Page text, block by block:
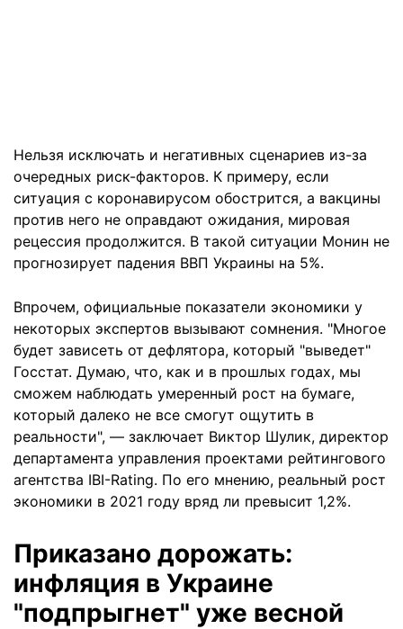
Нельзя исключать и негативных сценариев из-за
очередных риск-факторов. К примеру, если
ситуация с коронавирусом обострится, а вакцины
против него не оправдают ожидания, мировая
рецессия продолжится. В такой ситуации Монин не
прогнозирует падения ВВП Украины на 5%.
Впрочем, официальные показатели экономики у
некоторых экспертов вызывают сомнения. "Многое
будет зависеть от дефлятора, который "выведет"
Госстат. Думаю, что, как и в прошлых годах, мы
сможем наблюдать умеренный рост на бумаге,
который далеко не все смогут ощутить в
реальности", — заключает Виктор Шулик, директор
департамента управления проектами рейтингового
агентства IBI-Rating. По его мнению, реальный рост
экономики в 2021 году вряд ли превысит 1,2%.
Приказано дорожать:
инфляция в Украине
"подпрыгнет" уже весной